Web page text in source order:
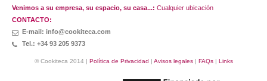
Venimos a su empresa, su espacio, su casa...: Cualquier ubicación
CONTACTO:
E-mail: info@cookiteca.com
Tel.: +34 93 205 9373
© Cookiteca 2014 | Política de Privacidad | Avisos legales| FAQs| Links